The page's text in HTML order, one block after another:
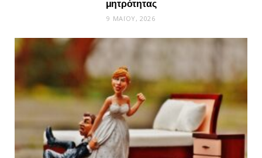
μητρότητας
9 ΜΑΪ́ΟΥ, 2026